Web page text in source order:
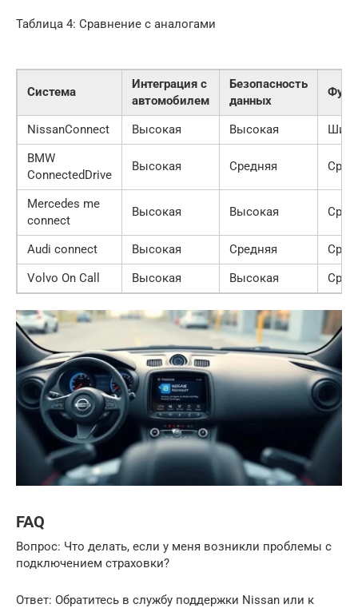
Таблица 4: Сравнение с аналогами
Система
Интеграция с
автомобилем
Безопасность
данных
NissanConnect Высокая Высокая
BMW
ConnectedDrive
Высокая Средняя
Mercedes me
connect
Высокая Высокая
Audi connect Высокая Средняя
Volvo On Call
Высокая Высокая
FAQ
Вопрос: Что делать, если у меня возникли проблемы с
подключением страховки?
Ответ: Обратитесь в службу поддержки Nissan или к